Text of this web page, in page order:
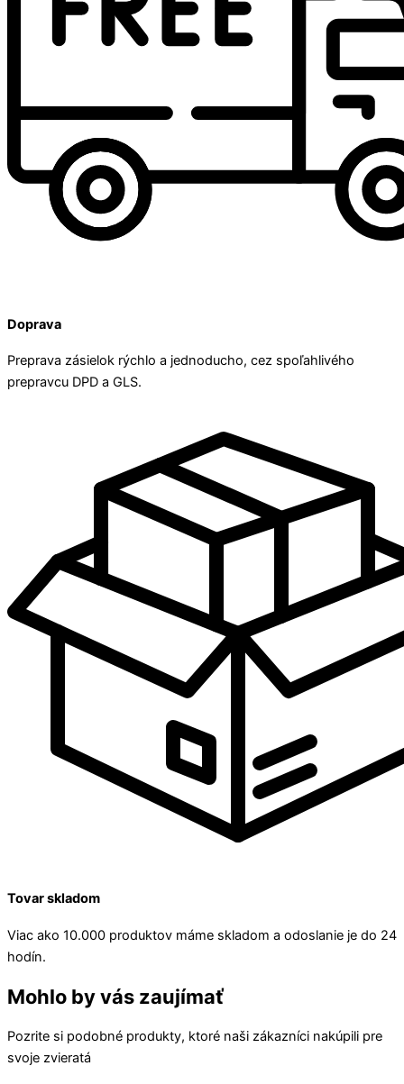
Doprava
Preprava zásielok rýchlo a jednoducho, cez spoľahlivého
prepravcu DPD a GLS.
Tovar skladom
Viac ako 10.000 produktov máme skladom a odoslanie je do 24
hodín.
Mohlo by vás zaujímať
Pozrite si podobné produkty, ktoré naši zákazníci nakúpili pre
svoje zvieratá